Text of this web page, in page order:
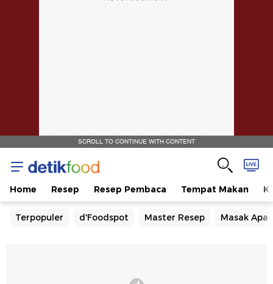
SCROLL TO CONTINUE WITH CONTENT
Home Resep Resep Pembaca Tempat Makan
Terpopuler d'Foodspot Master Resep Masak Apa